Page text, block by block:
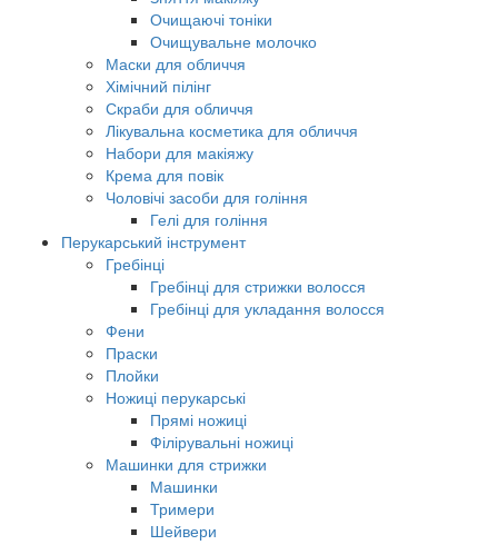
Очищаючі тоніки
Очищувальне молочко
Маски для обличчя
Хімічний пілінг
Скраби для обличчя
Лікувальна косметика для обличчя
Набори для макіяжу
Крема для повік
Чоловічі засоби для гоління
Гелі для гоління
Перукарський інструмент
Гребінці
Гребінці для стрижки волосся
Гребінці для укладання волосся
Фени
Праски
Плойки
Ножиці перукарські
Прямі ножиці
Філірувальні ножиці
Машинки для стрижки
Машинки
Тримери
Шейвери